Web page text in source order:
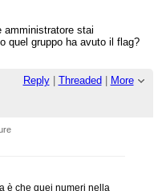
una mailing
mailing list
interessati
(ma solo gli
E perché non
blog ci sono
allo stesso
zeppo di
due
Credi davvero,
cammellate, drappello
agguerrito degli antichi
avuto addirittura un
fuori da
amministratore stai
quel gruppo ha avuto il flag?
Reply| Threaded
More
è che quei numeri nella